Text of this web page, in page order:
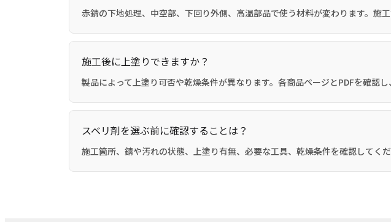
赤錆の下地処理、中空部、下回り外側、高温部品で使う材料が変わります。施
施工後に上塗りできますか？
製品によって上塗り可否や乾燥条件が異なります。各商品ページとPDFを確認
スベリ剤を選ぶ前に確認することは？
施工箇所、錆や汚れの状態、上塗り有無、必要な工具、乾燥条件を確認してく